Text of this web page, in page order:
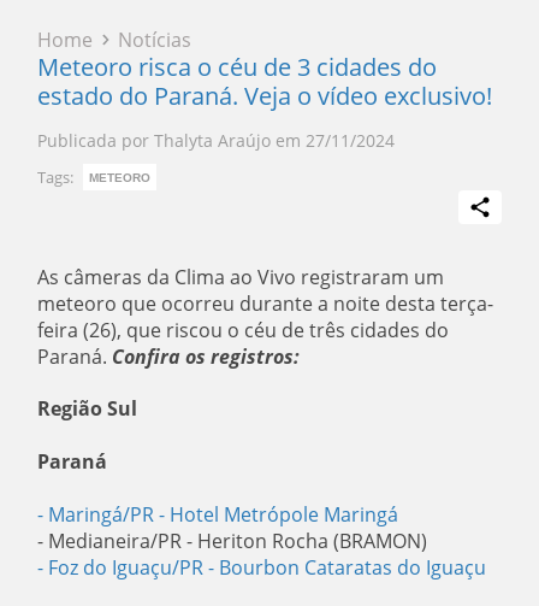
Home Notícias
Meteoro risca o céu de 3 cidades do
estado do Paraná. Veja o vídeo exclusivo!
Publicada por Thalyta Araújo em 27/11/2024
Tags: METEORO
As câmeras da Clima ao Vivo registraram um
meteoro que ocorreu durante a noite desta terça-
feira (26), que riscou o céu de três cidades do
Paraná. Confira os registros:
Região Sul
Paraná
- Maringá/PR- Hotel Metrópole Maringá
- Medianeira/PR - Heriton Rocha (BRAMON)
- Foz do Iguaçu/PR- Bourbon Cataratas do Iguaçu